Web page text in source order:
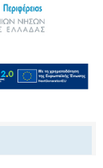
Ηπείρου
Δυτικής
Ελλάδας